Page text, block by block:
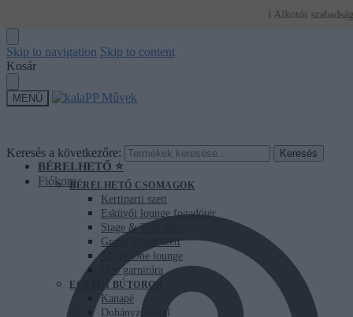
Skip to navigation Skip to content
Kosár
MENÜ
Keresés a következőre: Keresés
Fiókom
BÉRELHETŐ ⭐
BÉRELHETŐ CSOMAGOK
Kertiparti szett
Esküvői lounge fogadótér
Stage & Talk szett
Grand Event szett
All-in-One lounge
Duo garnitúra
EGYEDI BÚTOROK
Kanapé
Dohányzóasztal
ℹ️ Alkotói szabadság miatt